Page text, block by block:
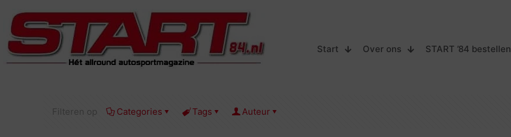
Start Over ons START ’84 bestellen
Filteren op Categories Tags Auteur